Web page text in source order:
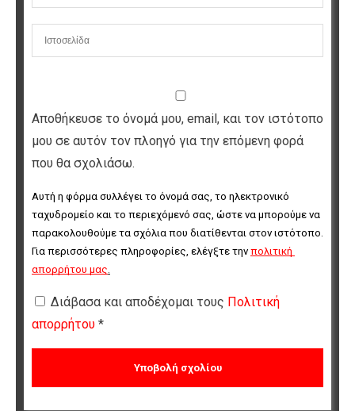
Αποθήκευσε το όνομά μου, email, και τον ιστότοπο
μου σε αυτόν τον πλοηγό για την επόμενη φορά
που θα σχολιάσω.
Αυτή η φόρμα συλλέγει το όνομά σας, το ηλεκτρονικό
ταχυδρομείο και το περιεχόμενό σας, ώστε να μπορούμε να
παρακολουθούμε τα σχόλια που διατίθενται στον ιστότοπο.
Για περισσότερες πληροφορίες, ελέγξτε την πολιτική
απορρήτου μας.
Διάβασα και αποδέχομαι τους Πολιτική
απορρήτου *